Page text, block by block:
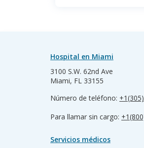
Hospital en Miami
3100 S.W. 62nd Ave
Miami, FL 33155
Número de teléfono:
Para llamar sin cargo:
Servicios médicos